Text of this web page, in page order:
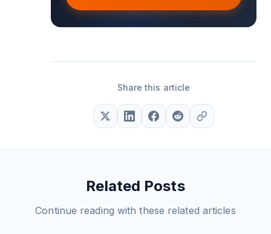
Share this article
Related Posts
Continue reading with these related articles